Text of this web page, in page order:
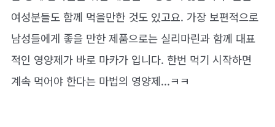
여성분들도 함께 먹을만한 것도 있고요. 가장 보편적으로
남성들에게 좋을 만한 제품으로는 실리마린과 함께 대표
적인 영양제가 바로 마카가 입니다. 한번 먹기 시작하면
계속 먹어야 한다는 마법의 영양제...ㅋㅋ